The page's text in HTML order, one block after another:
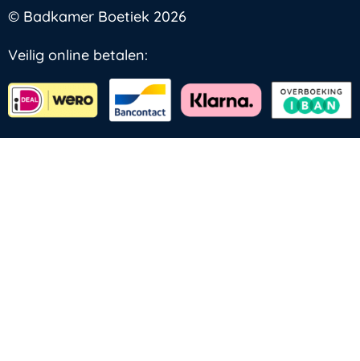
© Badkamer Boetiek 2026
Veilig online betalen: